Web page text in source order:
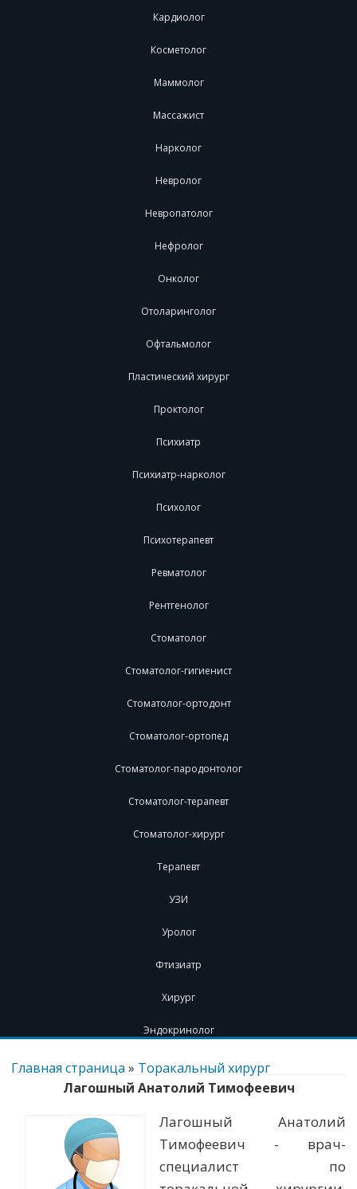
Кардиолог
Косметолог
Маммолог
Массажист
Нарколог
Невролог
Невропатолог
Нефролог
Онколог
Отоларинголог
Офтальмолог
Пластический хирург
Проктолог
Психиатр
Психиатр-нарколог
Психолог
Психотерапевт
Ревматолог
Рентгенолог
Стоматолог
Стоматолог-гигиенист
Стоматолог-ортодонт
Стоматолог-ортопед
Стоматолог-пародонтолог
Стоматолог-терапевт
Стоматолог-хирург
Терапевт
УЗИ
Уролог
Фтизиатр
Хирург
Эндокринолог
Перейти
содержимому
Главная страница » Торакальный хирург
Лагошный Анатолий Тимофеевич
Лагошный Анатолий
Тимофеевич - врач-
специалист по